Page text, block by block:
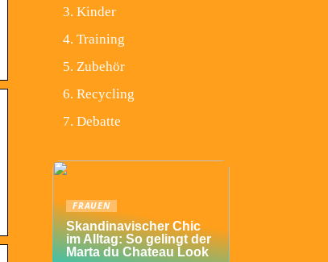
Kinder
Training
Zubehör
Recycling
Debatte
FRAUEN
Skandinavischer Chic
im Alltag: So gelingt der
Marta du Chateau Look